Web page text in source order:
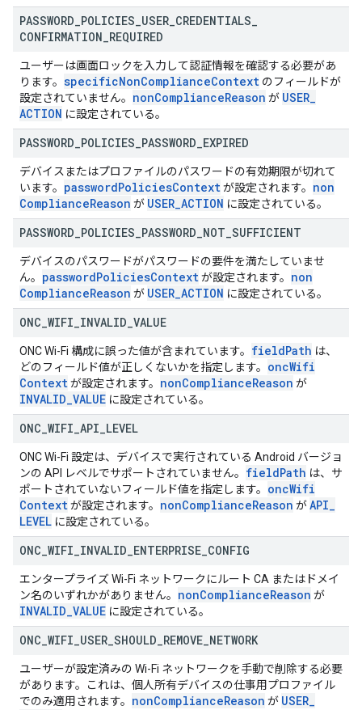
PASSWORD POLICIES USER CREDENTIALS
CONFIRMATION REQUIRED
ユーザーは画面ロックを入力して認証情報を確認する必要があ
ります。 specificNonComplianceContext のフィールドが
設定されていません。 nonComplianceReason が USER_
ACTION に設定されている。
PASSWORD POLICIES PASSWORD EXPIRED
デバイスまたはプロファイルのパスワードの有効期限が切れて
います。 passwordPoliciesContextが設定されます。 non
ComplianceReason が USER_ACTION に設定されている。
PASSWORD POLICIES PASSWORD NOT SUFFICIENT
デバイスのパスワードがパスワードの要件を満たしていませ
ん。 passwordPoliciesContextが設定されます。 non
ComplianceReason が USER_ACTION に設定されている。
ONC WIFI INVALID VALUE
ONC Wi-Fi 構成に誤った値が含まれています。 fieldPath は、
どのフィールド値が正しくないかを指定します。 oncWifi
Contextが設定されます。 nonComplianceReason が
INVALID_VALUE に設定されている。
ONC WIFI API LEVEL
ONC Wi-Fi 設定は、デバイスで実行されている Android バージョ
ンの API レベルでサポートされていません。 fieldPath は、サ
ポートされていないフィールド値を指定します。 oncWifi
Contextが設定されます。 nonComplianceReason がAPI_
LEVEL に設定されている。
ONC WIFI INVALID ENTERPRISE CONFIG
エンタープライズ Wi-Fi ネットワークにルート CA またはドメイ
ン名のいずれかがありません。 nonComplianceReason が
INVALID_VALUE に設定されている。
ONC WIFI USER SHOULD REMOVE NETWORK
ユーザーが設定済みの Wi-Fi ネットワークを手動で削除する必要
があります。これは、個人所有デバイスの仕事用プロファイル
でのみ適用されます。 nonComplianceReason が USER_